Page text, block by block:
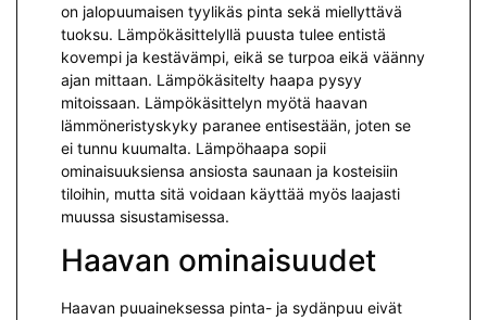
on jalopuumaisen tyylikäs pinta sekä miellyttävä
tuoksu. Lämpökäsittelyllä puusta tulee entistä
kovempi ja kestävämpi, eikä se turpoa eikä väänny
ajan mittaan. Lämpökäsitelty haapa pysyy
mitoissaan. Lämpökäsittelyn myötä haavan
lämmöneristyskyky paranee entisestään, joten se
ei tunnu kuumalta. Lämpöhaapa sopii
ominaisuuksiensa ansiosta saunaan ja kosteisiin
tiloihin, mutta sitä voidaan käyttää myös laajasti
muussa sisustamisessa.
Haavan ominaisuudet
Haavan puuaineksessa pinta- ja sydänpuu eivät